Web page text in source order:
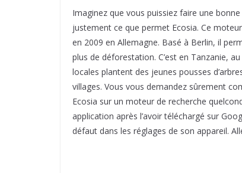
Imaginez que vous puissiez faire une
justement ce que permet Ecosia. Ce
en 2009 en Allemagne. Basé à Berlin, il
plus de déforestation. C’est en Tanzanie,
locales plantent des jeunes pousses
villages. Vous vous demandez sûrement
Ecosia sur un moteur de recherche
application après l’avoir téléchargé sur
défaut dans les réglages de son appareil.